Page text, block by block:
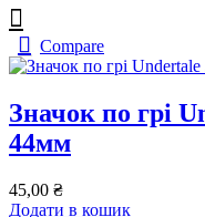
Compare
Значок по грі
44мм
45,00 ₴
Додати в кошик